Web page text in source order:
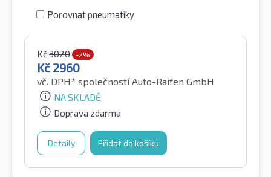
Porovnat pneumatiky
Kč3020 -2%
Kč 2960
vč. DPH* společností Auto-Raifen GmbH
NA SKLADĚ
Doprava zdarma
Detaily Přidat do košíku